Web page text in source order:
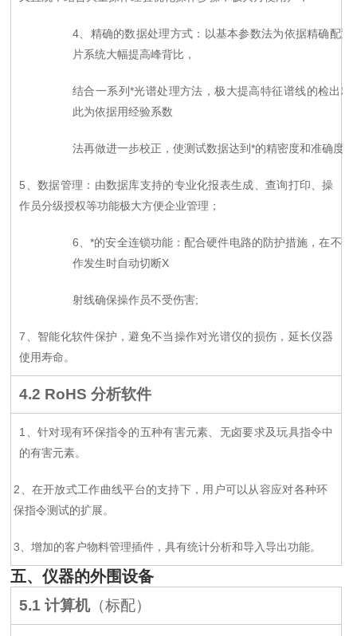
4、精确的数据处理方式 ：以基本参数法为依据精确配置
片系统大幅提高峰背比，
结合一系列*光谱处理方法，极大提高特征谱线的检出精
此为依据用经验系数
法再做进一步校正，使测试数据达到*的精密度和准确度；
5 、数据管理 ：由数据库支持的专业化报表生成、查询打印、操
作员分级授权等功能极大方便企业管理；
6 、*的安全连锁功能：配合硬件电路的防护措施，在不安
作发生时自动切断X
射线确保操作员不受伤害;
7
智能化软件保护，避免不当操作对光谱仪的损伤，延长仪器
使用寿命。
4.2 RoHS分析软件
1
、针对现有环保指令的五种有害元素、无卤要求及玩具指令中
的有害元素。
2 、在开放式工作曲线平台的支持下，用户可以从容应对各种环
保指令测试的扩展。
3 、增加的客户物料管理插件，具有统计分析和导入导出功能。
五、仪器的外围设备
5.1计算机（标配）